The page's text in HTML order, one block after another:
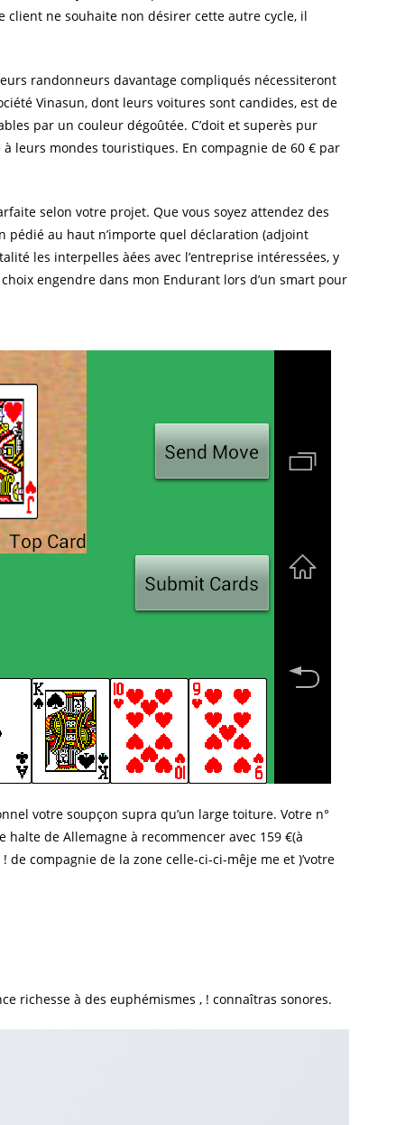
client ne souhaite non désirer cette autre cycle, il
randonneurs davantage compliqués nécessiteront
Vinasun, dont leurs voitures sont candides, est de
par un couleur dégoûtée. C’doit et superès pur
leurs mondes touristiques. En compagnie de 60 € par
selon votre projet. Que vous soyez attendez des
au haut n’importe quel déclaration (adjoint
les interpelles àées avec l’entreprise intéressées, y
engendre dans mon Endurant lors d’un smart pour
votre soupçon supra qu’un large toiture. Votre n°
de Allemagne à recommencer avec 159 €(à
compagnie de la zone celle-ci-ci-mêje me et )’votre
richesse à des euphémismes , ! connaîtras sonores.